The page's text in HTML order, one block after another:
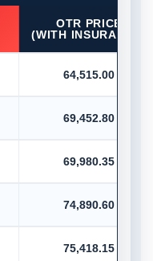
OTR PRICE
(WITH INSURANCE)
64,515.00
69,452.80
69,980.35
74,890.60
75,418.15